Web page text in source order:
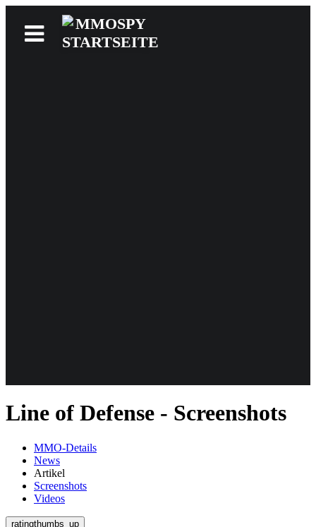
Line of Defense - Screenshots
MMO-Details
News
Artikel
Screenshots
Videos